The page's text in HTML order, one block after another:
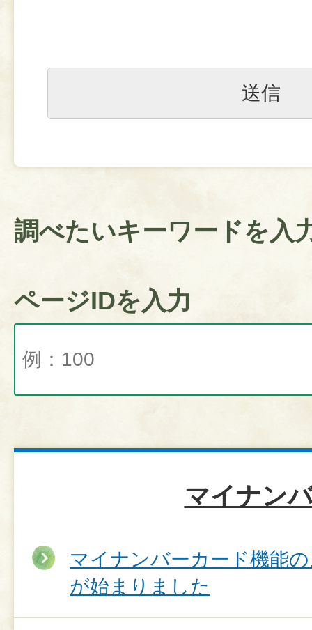
調べたいキーワードを入
ページIDを入力
マイナン
マイナンバーカード機能
が始まりました